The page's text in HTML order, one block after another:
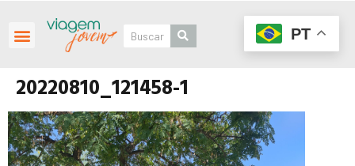
20220810_121458-1
PT